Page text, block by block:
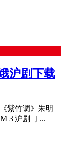
沪剧下载
紫竹调》朱明
3 沪剧 丁...